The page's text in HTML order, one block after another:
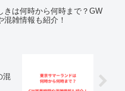
きは何時から何時まで？GW
混雑情報も紹介！
混